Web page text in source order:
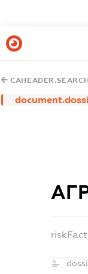
CAHEADER.SEARCH